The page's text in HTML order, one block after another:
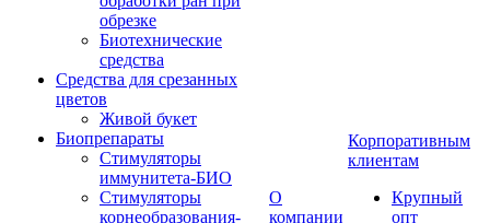
обрезке
Биотехнические
средства
Средства для срезанных
цветов
Живой букет
Биопрепараты
Стимуляторы
иммунитета-БИО
Стимуляторы
корнеобразования-
О
компании
Корпоративным
клиентам
Крупный
опт